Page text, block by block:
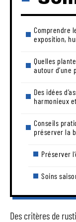
Comprendre
exposition,
Quelles
autour d’une
Des idées
harmonieux
Conseils
préserver la
Préserver
Soins
Des critères de